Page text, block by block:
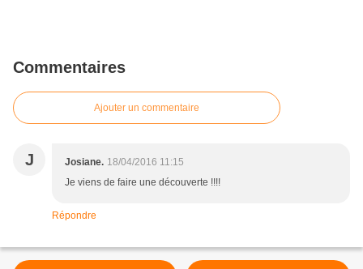
Commentaires
Ajouter un commentaire
J Josiane. 18/04/2016 11:15
Je viens de faire une découverte !!!!
Répondre